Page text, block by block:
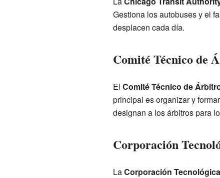
Gestiona los autobuses y el
desplacen cada día.
Comité Técnico de
El Comité Técnico de
principal es organizar y
designan a los árbitros para
Corporación
LaCorporación